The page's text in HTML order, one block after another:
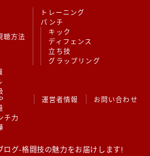
Me
聴方法
トレーニング
パンチ
キック
ディフェンス
立ち技
グラップリング
チ力
運営者情報 お問い合わせ
グ-格闘技の魅力をお届けします!